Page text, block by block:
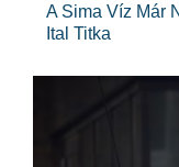
A Sima Víz Már
Ital Titka